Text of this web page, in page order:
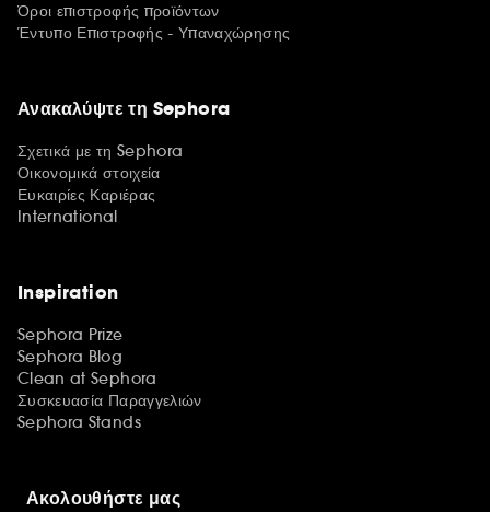
Όροι επιστροφής προϊόντων
Έντυπο Επιστροφής - Υπαναχώρησης
Ανακαλύψτε τη Sephora
Σχετικά με τη Sephora
Οικονομικά στοιχεία
Ευκαιρίες Καριέρας
International
Inspiration
Sephora Prize
Sephora Blog
Clean at Sephora
Συσκευασία Παραγγελιών
Sephora Stands
Ακολουθήστε μας